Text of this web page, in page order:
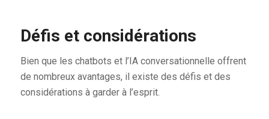
Défis et considérations
Bien que les chatbots et l’IA conversationnelle offrent
de nombreux avantages, il existe des défis et des
considérations à garder à l’esprit.